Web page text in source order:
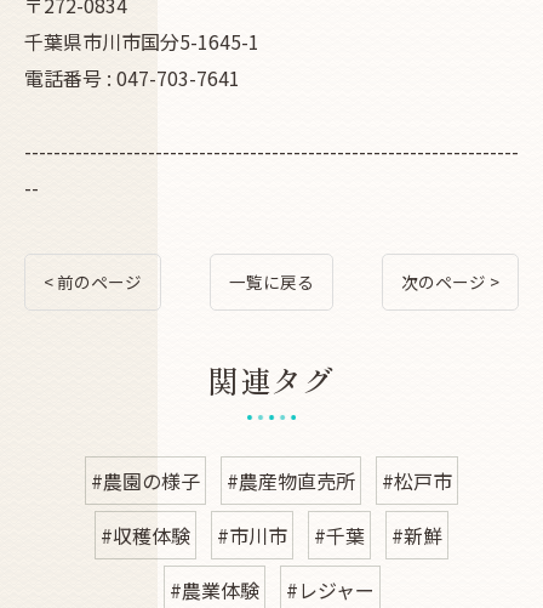
千葉県市川市国分5-1645-1
電話番号 : 047-703-7641
--------------------------------------------------------------------
--
< 前のページ 一覧に戻る 次のページ >
関連タグ
#農園の様子 #農産物直売所
#松戸市
#収穫体験
#市川市 #千葉
#新鮮
#農業体験
#レジャー